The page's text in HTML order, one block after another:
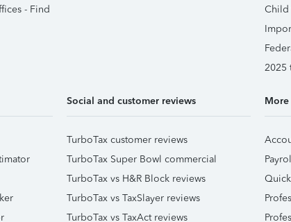
- Find
Child
2025
Social and customer reviews
TurboTax customer reviews
TurboTax Super Bowl commercial
TurboTax vs H&R Block reviews
TurboTax vs TaxSlayer reviews
TurboTax vs TaxAct reviews